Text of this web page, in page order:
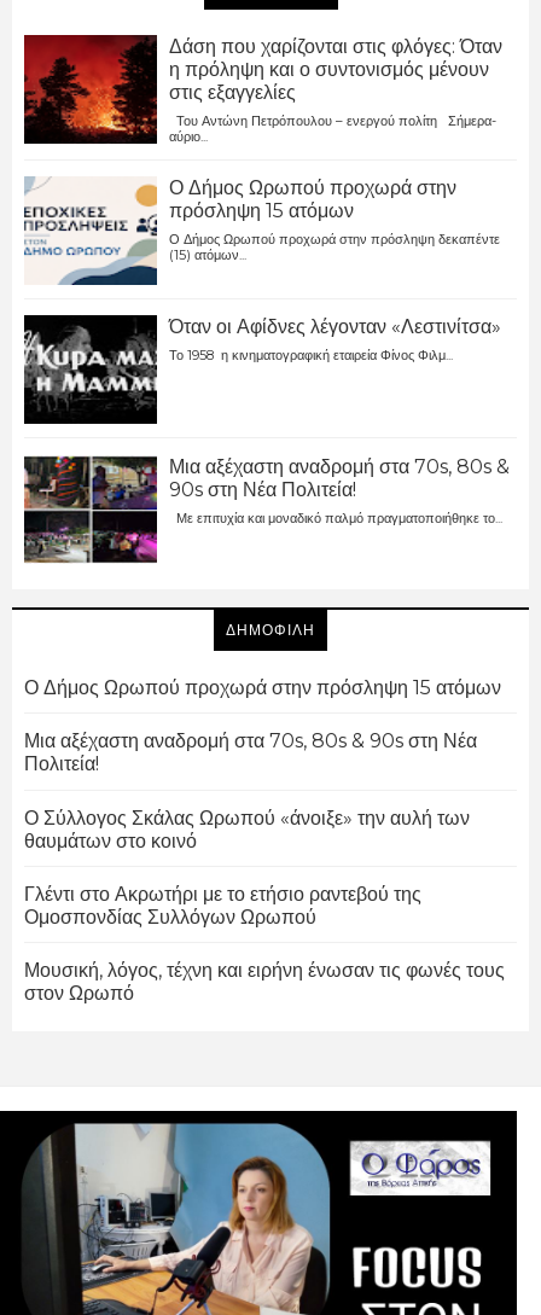
Δάση που χαρίζονται στις φλόγες: Όταν
η πρόληψη και ο συντονισμός μένουν
στις εξαγγελίες
Του Αντώνη Πετρόπουλου – ενεργού πολίτη Σήμερα-
αύριο...
Ο Δήμος Ωρωπού προχωρά στην
πρόσληψη 15 ατόμων
Ο Δήμος Ωρωπού προχωρά στην πρόσληψη δεκαπέντε
(15) ατόμων...
Όταν οι Αφίδνες λέγονταν «Λεστινίτσα»
Το 1958 η κινηματογραφική εταιρεία Φίνος Φιλμ...
Μια αξέχαστη αναδρομή στα 70s, 80s &
90s στη Νέα Πολιτεία!
Με επιτυχία και μοναδικό παλμό πραγματοποιήθηκε το...
ΔΗΜΟΦΙΛΗ
Ο Δήμος Ωρωπού προχωρά στην πρόσληψη 15 ατόμων
Μια αξέχαστη αναδρομή στα 70s, 80s & 90s στη Νέα
Πολιτεία!
Ο Σύλλογος Σκάλας Ωρωπού «άνοιξε» την αυλή των
θαυμάτων στο κοινό
Γλέντι στο Ακρωτήρι με το ετήσιο ραντεβού της
Ομοσπονδίας Συλλόγων Ωρωπού
Μουσική, λόγος, τέχνη και ειρήνη ένωσαν τις φωνές τους
στον Ωρωπό